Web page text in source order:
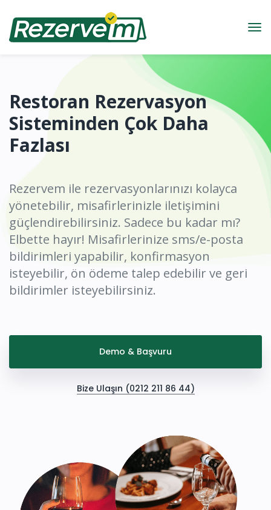
Restoran Rezervasyon
Sisteminden Çok Daha
Fazlası
Rezervem ile rezervasyonlarınızı kolayca
yönetebilir, misafirlerinizle iletişimini
güçlendirebilirsiniz. Sadece bu kadar mı?
Elbette hayır! Misafirlerinize sms/e-posta
bildirimleri yapabilir, konfirmasyon
isteyebilir, ön ödeme talep edebilir ve geri
bildirimler isteyebilirsiniz.
Demo & Başvuru
Bize Ulaşın (0212 211 86 44)